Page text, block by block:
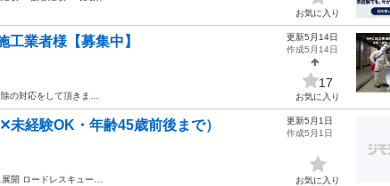
お気に入り
工業者様【募集中】
除の対応をして頂きま…
更新5月14日
作成5月14日
17
お気に入り
経験OK・年齢45歳前後まで）
開 ロードレスキュー…
更新5月1日
作成5月1日
お気に入り